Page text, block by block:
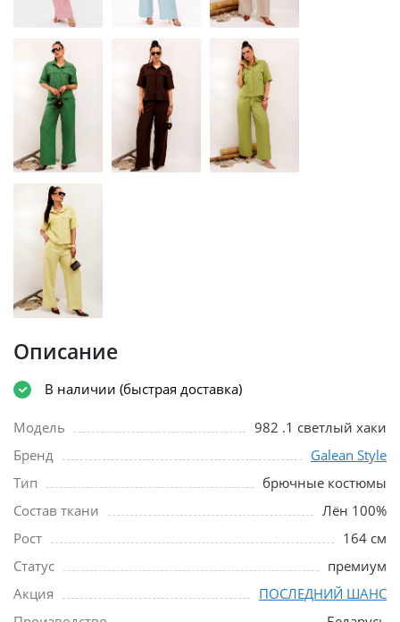
Описание
В наличии (быстрая доставка)
Модель
982 .1 светлый хаки
Бренд
Galean Style
Тип
брючные костюмы
Состав ткани
Лён 100%
Рост
164 см
Статус
премиум
Акция
ПОСЛЕДНИЙ ШАНС